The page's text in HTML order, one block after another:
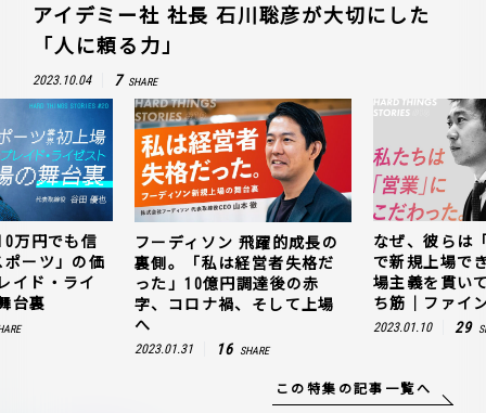
アイデミー社 社長 石川聡彦が大切にした
「人に頼る力」
2023.10.04 7 SHARE
万円でも信
ーツ」の価
イド・ライ
台裏
フーディソン 飛躍的成長の
裏側。「私は経営者失格だ
った」10億円調達後の赤
字、コロナ禍、そして上場
へ
2023.01.31 16 SHARE
なぜ、彼らは
で新規上場で
場主義を貫い
ち筋｜ファイ
2023.01.10 29
この特集の記事一覧へ